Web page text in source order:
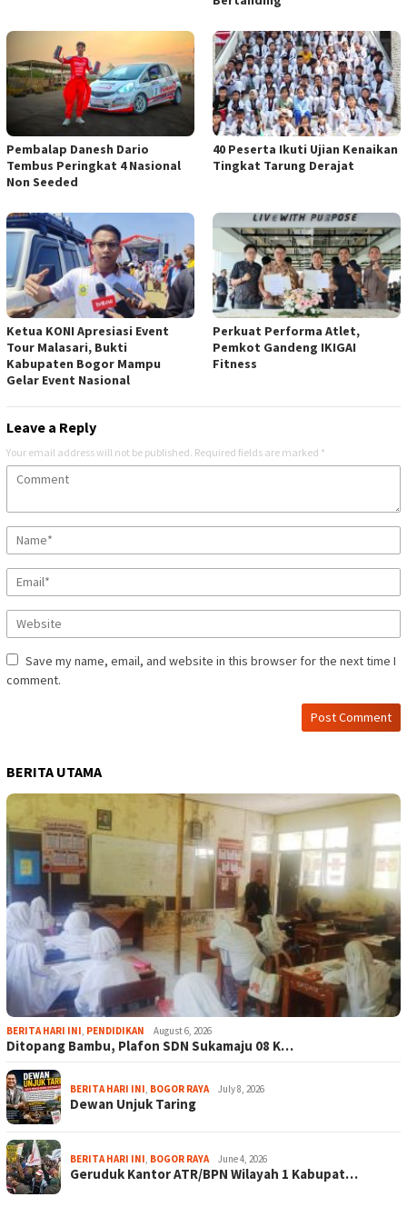
Pembalap Danesh Dario
Tembus Peringkat 4 Nasional
Non Seeded
40 Peserta Ikuti Ujian Kenaikan
Tingkat Tarung Derajat
Ketua KONI Apresiasi Event
Tour Malasari, Bukti
Kabupaten Bogor Mampu
Gelar Event Nasional
Perkuat Performa Atlet,
Pemkot Gandeng IKIGAI
Fitness
Leave a Reply
Your email address will not be published. Required fields are marked *
Save my name, email, and website in this browser for the next time I
comment.
BERITA UTAMA
BERITA HARI INI, PENDIDIKAN August 6, 2026
Ditopang Bambu, Plafon SDN Sukamaju 08 K…
BERITA HARI INI, BOGOR RAYA July 8, 2026
Dewan Unjuk Taring
BERITA HARI INI, BOGOR RAYA June 4, 2026
Geruduk Kantor ATR/BPN Wilayah 1 Kabupat…